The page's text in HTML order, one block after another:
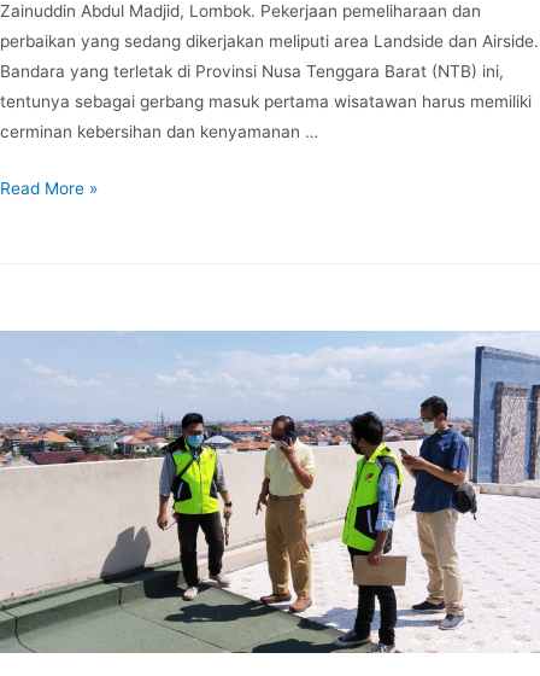
Zainuddin Abdul Madjid, Lombok. Pekerjaan pemeliharaan dan
perbaikan yang sedang dikerjakan meliputi area Landside dan Airside.
Bandara yang terletak di Provinsi Nusa Tenggara Barat (NTB) ini,
tentunya sebagai gerbang masuk pertama wisatawan harus memiliki
cerminan kebersihan dan kenyamanan …
Read More »